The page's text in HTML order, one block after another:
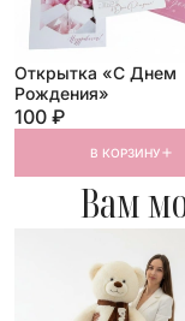
Открытка «С Днем
Рождения»
100 ₽
В КОРЗИНУ
Вам